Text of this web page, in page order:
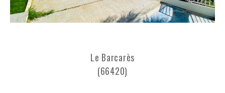
Le Barcarès
(66420)
AFFINER LES CRITÈRES
FILTRER PAR